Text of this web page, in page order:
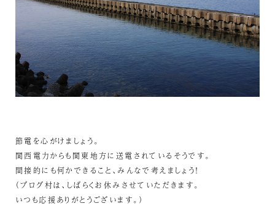
節電を心がけましょう。
関西電力からも関東地方に送電されているそうです。
間接的にも何かできること、みんなで考えましょう！
（ブログ村は、しばらくお休みさせていただきます。
いつも応援ありがとうございます。）